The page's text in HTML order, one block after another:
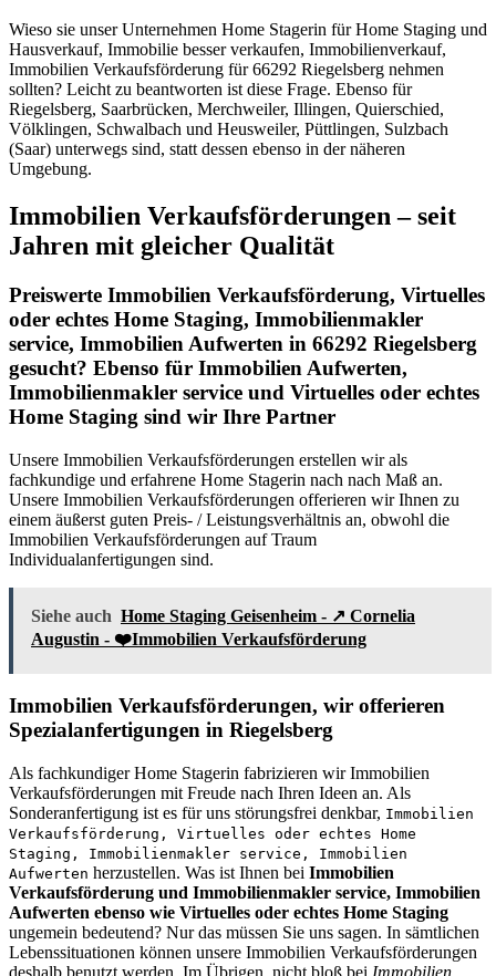
Wieso sie unser Unternehmen Home Stagerin für Home Staging und
Hausverkauf, Immobilie besser verkaufen, Immobilienverkauf,
Immobilien Verkaufsförderung für 66292 Riegelsberg nehmen
sollten? Leicht zu beantworten ist diese Frage. Ebenso für
Riegelsberg, Saarbrücken, Merchweiler, Illingen, Quierschied,
Völklingen, Schwalbach und Heusweiler, Püttlingen, Sulzbach
(Saar) unterwegs sind, statt dessen ebenso in der näheren
Umgebung.
Immobilien Verkaufsförderungen – seit
Jahren mit gleicher Qualität
Preiswerte Immobilien Verkaufsförderung, Virtuelles
oder echtes Home Staging, Immobilienmakler
service, Immobilien Aufwerten in 66292 Riegelsberg
gesucht? Ebenso für Immobilien Aufwerten,
Immobilienmakler service und Virtuelles oder echtes
Home Staging sind wir Ihre Partner
Unsere Immobilien Verkaufsförderungen erstellen wir als
fachkundige und erfahrene Home Stagerin nach nach Maß an.
Unsere Immobilien Verkaufsförderungen offerieren wir Ihnen zu
einem äußerst guten Preis- / Leistungsverhältnis an, obwohl die
Immobilien Verkaufsförderungen auf Traum
Individualanfertigungen sind.
Siehe auch Home Staging Geisenheim - ↗️ Cornelia
Augustin - ❤️Immobilien Verkaufsförderung
Immobilien Verkaufsförderungen, wir offerieren
Spezialanfertigungen in Riegelsberg
Als fachkundiger Home Stagerin fabrizieren wir Immobilien
Verkaufsförderungen mit Freude nach Ihren Ideen an. Als
Sonderanfertigung ist es für uns störungsfrei denkbar, Immobilien
Verkaufsförderung, Virtuelles oder echtes Home
Staging, Immobilienmakler service, Immobilien
Aufwerten herzustellen. Was ist Ihnen bei Immobilien
Verkaufsförderung und Immobilienmakler service, Immobilien
Aufwerten ebenso wie Virtuelles oder echtes Home Staging
ungemein bedeutend? Nur das müssen Sie uns sagen. In sämtlichen
Lebenssituationen können unsere Immobilien Verkaufsförderungen
deshalb benutzt werden. Im Übrigen, nicht bloß bei Immobilien